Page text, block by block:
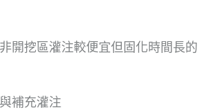
開挖區灌注較便宜但固化時間長的
補充灌注